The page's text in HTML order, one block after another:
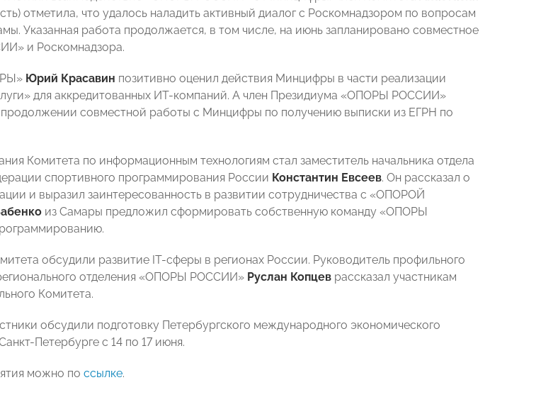
отметила, что удалось наладить активный диалог с Роскомнадзором по вопросам
Указанная работа продолжается, в том числе, на июнь запланировано совместное
и Роскомнадзора.
Юрий Красавин позитивно оценил действия Минцифры в части реализации
для аккредитованных ИТ-компаний. А член Президиума «ОПОРЫ РОССИИ»
продолжении совместной работы с Минцифры по получению выписки из ЕГРН по
Комитета по информационным технологиям стал заместитель начальника отдела
спортивного программирования России Константин Евсеев. Он рассказал о
и выразил заинтересованность в развитии сотрудничества с «ОПОРОЙ
из Самары предложил сформировать собственную команду «ОПОРЫ
обсудили развитие IТ-сферы в регионах России. Руководитель профильного
отделения «ОПОРЫ РОССИИ» Руслан Копцев рассказал участникам
Комитета.
обсудили подготовку Петербургского международного экономического
Петербурге с 14 по 17 июня.
можно по ссылке.